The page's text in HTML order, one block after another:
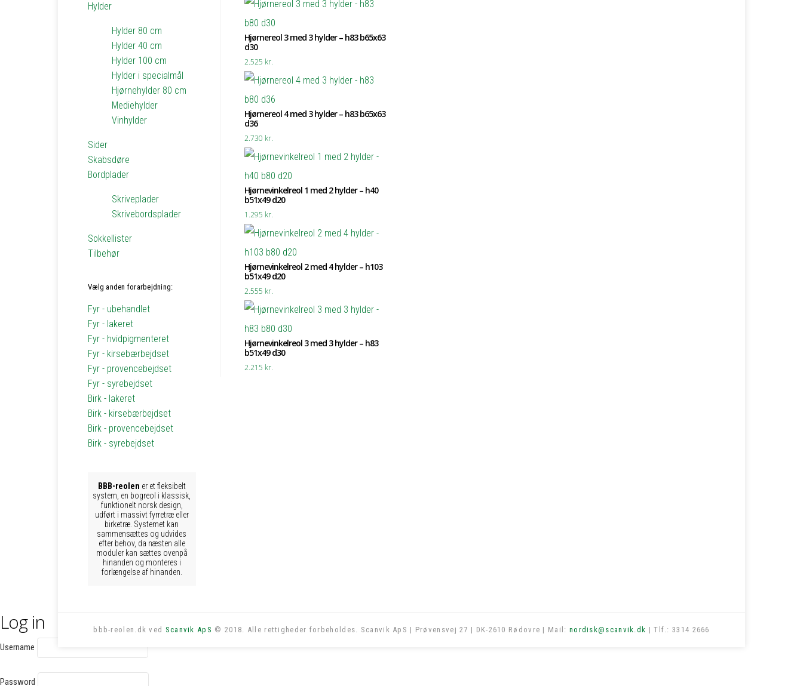
Hjørnereol 3 med 3 hylder – h83 b65x63
d30
2.525 kr.
Hjørnereol 4 med 3 hylder – h83 b65x63
d36
2.730 kr.
Hjørnevinkelreol 1 med 2 hylder – h40
b51x49 d20
1.295 kr.
Hjørnevinkelreol 2 med 4 hylder – h103
b51x49 d20
2.555 kr.
Hjørnevinkelreol 3 med 3 hylder – h83
b51x49 d30
2.215 kr.
Hylder
Hylder 80 cm
Hylder 40 cm
Hylder 100 cm
Hylder i specialmål
Hjørnehylder 80 cm
Mediehylder
Vinhylder
Sider
Skabsdøre
Bordplader
Skriveplader
Skrivebordsplader
Sokkellister
Tilbehør
Vælg anden forarbejdning:
Fyr - ubehandlet
Fyr - lakeret
Fyr - hvidpigmenteret
Fyr - kirsebærbejdset
Fyr - provencebejdset
Fyr - syrebejdset
Birk - lakeret
Birk - kirsebærbejdset
Birk - provencebejdset
Birk - syrebejdset
BBB-reolen er et fleksibelt
system, en bogreol i klassisk,
funktionelt norsk design,
udført i massivt fyrretræ eller
birketræ. Systemet kan
sammensættes og udvides
efter behov, da næsten alle
moduler kan sættes ovenpå
hinanden og monteres i
forlængelse af hinanden.
bbb-reolen.dk ved Scanvik ApS © 2018. Alle rettigheder forbeholdes. Scanvik ApS | Prøvensvej 27 | DK-2610 Rødovre | Mail: nordisk@scanvik.dk | Tlf.: 3314 2666
Log in
Username
Password